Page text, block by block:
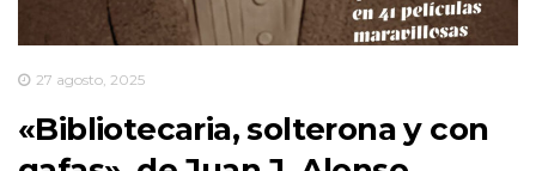
27 agosto, 2025
«Bibliotecaria, solterona y con